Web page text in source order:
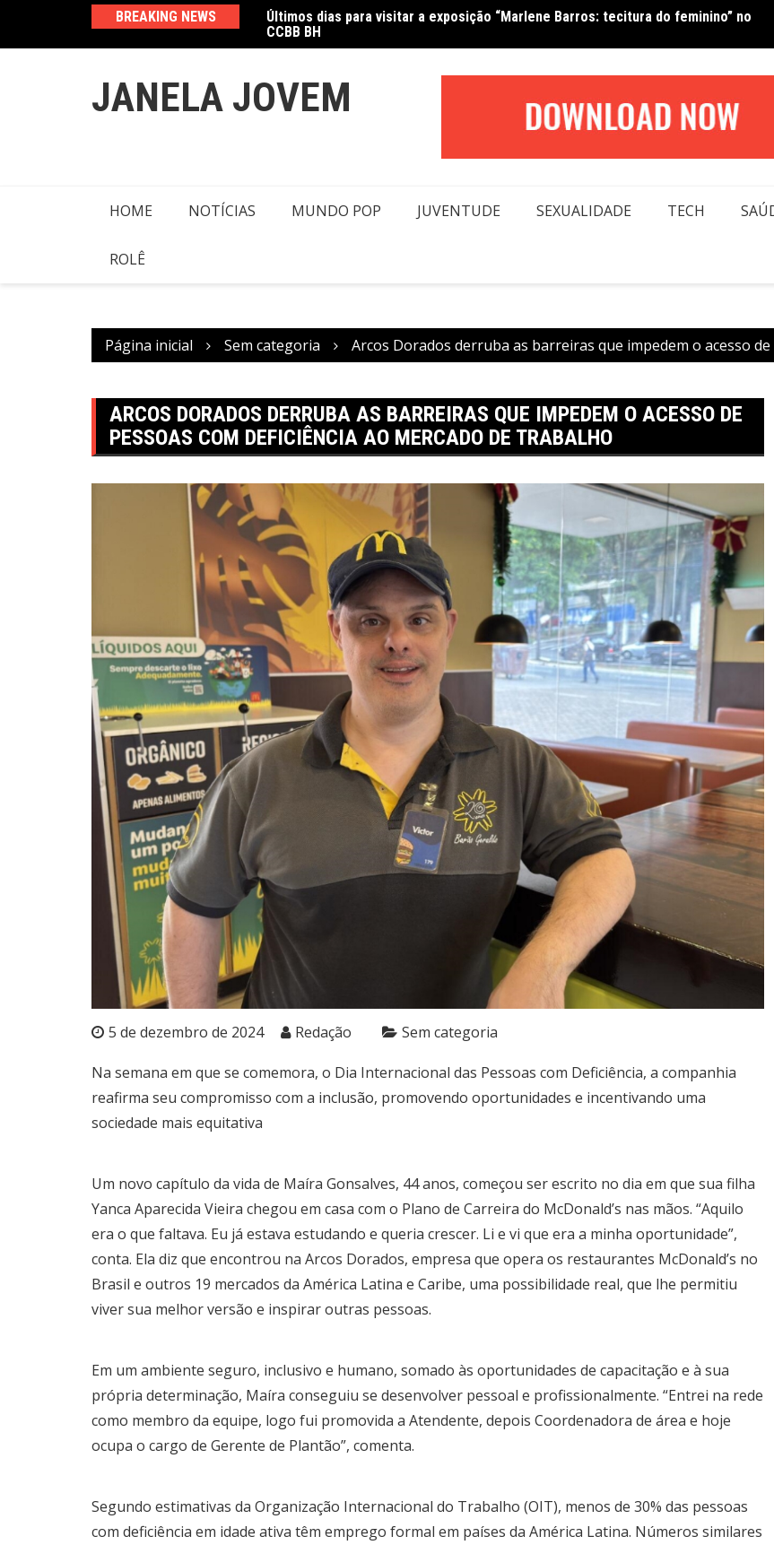
o
BREAKING NEWS
Amanda Mangili transforma beleza e inclusão em conexão real nas redes
JANELA JOVEM
HOME NOTÍCIAS MUNDO POP JUVENTUDE SEXUALIDADE TECH
ROLÊ
Página inicial Sem categoria Arcos Dorados derruba as barreiras que impedem o acesso
ARCOS DORADOS DERRUBA AS BARREIRAS QUE IMPEDEM O ACESSO DE
PESSOAS COM DEFICIÊNCIA AO MERCADO DE TRABALHO
5 de dezembro de 2024 Redação Sem categoria
Na semana em que se comemora, o Dia Internacional das Pessoas com Deficiência, a companhia
reafirma seu compromisso com a inclusão, promovendo oportunidades e incentivando uma
sociedade mais equitativa
Um novo capítulo da vida de Maíra Gonsalves, 44 anos, começou ser escrito no dia em que sua filha
Yanca Aparecida Vieira chegou em casa com o Plano de Carreira do McDonald’s nas mãos. “Aquilo
era o que faltava. Eu já estava estudando e queria crescer. Li e vi que era a minha oportunidade”,
conta. Ela diz que encontrou na Arcos Dorados, empresa que opera os restaurantes McDonald’s no
Brasil e outros 19 mercados da América Latina e Caribe, uma possibilidade real, que lhe permitiu
viver sua melhor versão e inspirar outras pessoas.
Em um ambiente seguro, inclusivo e humano, somado às oportunidades de capacitação e à sua
própria determinação, Maíra conseguiu se desenvolver pessoal e profissionalmente. “Entrei na rede
como membro da equipe, logo fui promovida a Atendente, depois Coordenadora de área e hoje
ocupa o cargo de Gerente de Plantão”, comenta.
Segundo estimativas da Organização Internacional do Trabalho (OIT), menos de 30% das pessoas
com deficiência em idade ativa têm emprego formal em países da América Latina. Números similares